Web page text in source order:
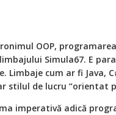
OOP,
Simula67. E
Limbaje cum ar fi Java,
stilul de lucru “orientat
imperativă adică